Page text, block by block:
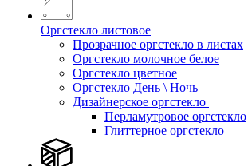
Оргстекло листовое
Прозрачное оргстекло в листах
Оргстекло молочное белое
Оргстекло цветное
Оргстекло День \ Ночь
Дизайнерское оргстекло
Перламутровое оргстекло
Глиттерное оргстекло